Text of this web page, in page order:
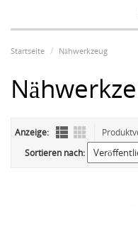
Startseite Nähwerkzeug
Anzeige:
Sortieren nach: